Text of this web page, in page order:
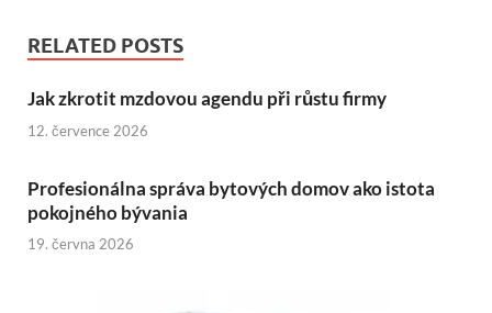
RELATED POSTS
Jak zkrotit mzdovou agendu při růstu firmy
12. července 2026
Profesionálna správa bytových domov ako istota
pokojného bývania
19. června 2026